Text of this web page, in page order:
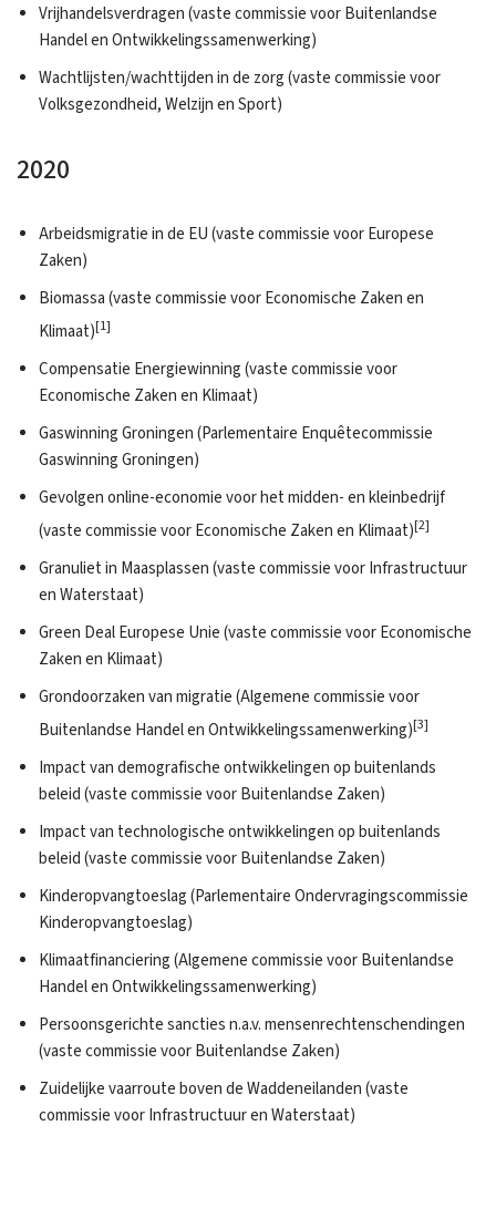
Vrijhandelsverdragen (vaste commissie voor Buitenlandse
Handel en Ontwikkelingssamenwerking)
Wachtlijsten/wachttijden in de zorg (vaste commissie voor
Volksgezondheid, Welzijn en Sport)
2020
Arbeidsmigratie in de EU (vaste commissie voor Europese
Zaken)
Biomassa (vaste commissie voor Economische Zaken en
Klimaat)[1]
Compensatie Energiewinning (vaste commissie voor
Economische Zaken en Klimaat)
Gaswinning Groningen (Parlementaire Enquêtecommissie
Gaswinning Groningen)
Gevolgen online-economie voor het midden- en kleinbedrijf
(vaste commissie voor Economische Zaken en Klimaat)[2]
Granuliet in Maasplassen (vaste commissie voor Infrastructuur
en Waterstaat)
Green Deal Europese Unie (vaste commissie voor Economische
Zaken en Klimaat)
Grondoorzaken van migratie (Algemene commissie voor
Buitenlandse Handel en Ontwikkelingssamenwerking)[3]
Impact van demografische ontwikkelingen op buitenlands
beleid (vaste commissie voor Buitenlandse Zaken)
Impact van technologische ontwikkelingen op buitenlands
beleid (vaste commissie voor Buitenlandse Zaken)
Kinderopvangtoeslag (Parlementaire Ondervragingscommissie
Kinderopvangtoeslag)
Klimaatfinanciering (Algemene commissie voor Buitenlandse
Handel en Ontwikkelingssamenwerking)
Persoonsgerichte sancties n.a.v. mensenrechtenschendingen
(vaste commissie voor Buitenlandse Zaken)
Zuidelijke vaarroute boven de Waddeneilanden (vaste
commissie voor Infrastructuur en Waterstaat)